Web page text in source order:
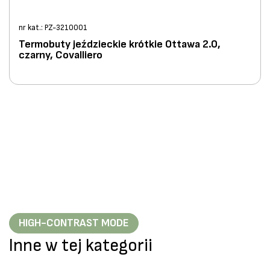
nr kat.: PZ-3210001
Termobuty jeździeckie krótkie Ottawa 2.0,
czarny, Covalliero
HIGH-CONTRAST MODE
Inne w tej kategorii